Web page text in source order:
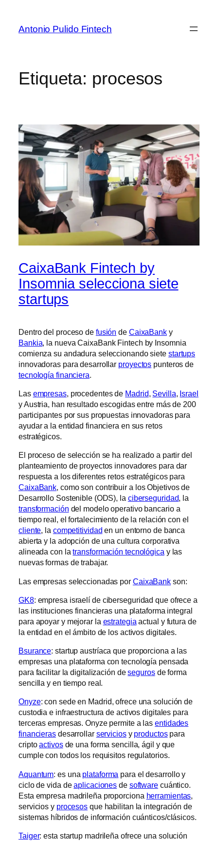
Antonio Pulido Fintech
Etiqueta: procesos
CaixaBank Fintech by
Insomnia selecciona siete
startups
Dentro del proceso de fusión de CaixaBanky
Bankia, la nueva CaixaBank Fintech by Insomnia
comienza su andadura seleccionando siete startups
innovadoras para desarrollar proyectos punteros de
tecnología financiera.
Las empresas, procedentes de Madrid, Sevilla, Israel
y Austria, han resultado escogidas entre más de 200
participantes por sus propuestas innovadoras para
ayudar a la entidad financiera en sus retos
estratégicos.
El proceso de selección se ha realizado a partir del
planteamiento de proyectos innovadores para dar
respuesta a los diferentes retos estratégicos para
CaixaBank, como son contribuir a los Objetivos de
Desarrollo Sostenible (ODS), la ciberseguridad, la
transformación del modelo operativo bancario a
tiempo real, el fortalecimiento de la relación con el
cliente, la competitividad en un entorno de banca
abierta y la adopción de una cultura corporativa
alineada con latransformación tecnológica y las
nuevas formas de trabajar.
Las empresas seleccionadas por CaixaBank son:
GK8: empresa israelí de ciberseguridad que ofrece a
las instituciones financieras una plataforma integral
para apoyar y mejorar la estrategia actual y futura de
la entidad en el ámbito de los activos digitales.
Bsurance: startup austríaca que proporciona a las
empresas una plataforma con tecnología pensada
para facilitar la digitalización desegurosde forma
sencilla y en tiempo real.
Onyze: con sede en Madrid, ofrece una solución de
custodia e infraestructura de activos digitales para
terceras empresas. Onyze permite a lasentidades
financierasdesarrollar serviciosy productospara
criptoactivosde una forma sencilla, ágil y que
cumple con todos los requisitos regulatorios.
Aquantum: es una plataforma para el desarrollo y
ciclo de vida deaplicaciones de softwarecuántico.
Esta empresa madrileña proporciona herramientas,
servicios y procesos que habilitan la integración de
sistemas híbridos de información cuánticos/clásicos.
Taiger: esta startup madrileña ofrece una solución